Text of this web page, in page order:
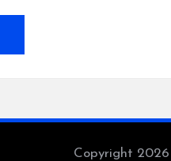
Copyright